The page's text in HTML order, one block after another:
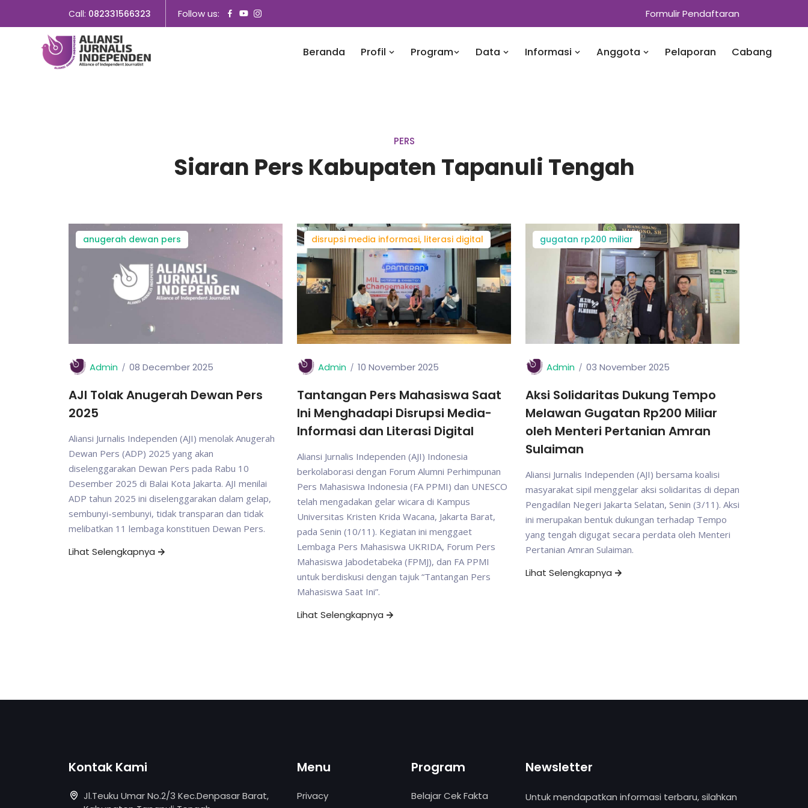
Call: 082331566323 Follow us: Formulir Pendaftaran
Beranda Profil Program Data Informasi Anggota Pelaporan Cabang
PERS
Siaran Pers Kabupaten Tapanuli Tengah
anugerah dewan pers
Admin 08 December 2025
AJI Tolak Anugerah Dewan Pers
2025
Aliansi Jurnalis Independen (AJI) menolak Anugerah
Dewan Pers (ADP) 2025 yang akan
diselenggarakan Dewan Pers pada Rabu 10
Desember 2025 di Balai Kota Jakarta. AJI menilai
ADP tahun 2025 ini diselenggarakan dalam gelap,
sembunyi-sembunyi, tidak transparan dan tidak
melibatkan 11 lembaga konstituen Dewan Pers.
Lihat Selengkapnya
disrupsi media informasi, literasi digital
Admin 10 November 2025
Tantangan Pers Mahasiswa Saat
Ini Menghadapi Disrupsi Media-
Informasi dan Literasi Digital
Aliansi Jurnalis Independen (AJI) Indonesia
berkolaborasi dengan Forum Alumni Perhimpunan
Pers Mahasiswa Indonesia (FA PPMI) dan UNESCO
telah mengadakan gelar wicara di Kampus
Universitas Kristen Krida Wacana, Jakarta Barat,
pada Senin (10/11). Kegiatan ini menggaet
Lembaga Pers Mahasiswa UKRIDA, Forum Pers
Mahasiswa Jabodetabeka (FPMJ), dan FA PPMI
untuk berdiskusi dengan tajuk “Tantangan Pers
Mahasiswa Saat Ini”.
Lihat Selengkapnya
gugatan rp200 miliar
Admin 03 November 2025
Aksi Solidaritas Dukung Tempo
Melawan Gugatan Rp200 Miliar
oleh Menteri Pertanian Amran
Sulaiman
Aliansi Jurnalis Independen (AJI) bersama koalisi
masyarakat sipil menggelar aksi solidaritas di depan
Pengadilan Negeri Jakarta Selatan, Senin (3/11). Aksi
ini merupakan bentuk dukungan terhadap Tempo
yang tengah digugat secara perdata oleh Menteri
Pertanian Amran Sulaiman.
Lihat Selengkapnya
Kontak Kami
Jl.Teuku Umar No.2/3 Kec.Denpasar Barat,
Menu
Privacy
Program
Belajar Cek Fakta
Newsletter
Untuk mendapatkan informasi terbaru, silahkan